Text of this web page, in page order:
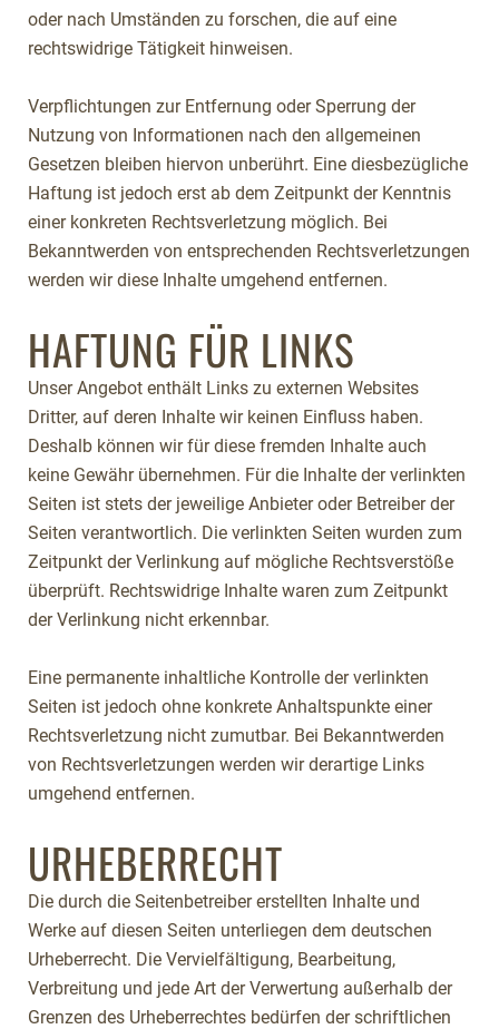
oder nach Umständen zu forschen, die auf eine
rechtswidrige Tätigkeit hinweisen.
Verpflichtungen zur Entfernung oder Sperrung der
Nutzung von Informationen nach den allgemeinen
Gesetzen bleiben hiervon unberührt. Eine diesbezügliche
Haftung ist jedoch erst ab dem Zeitpunkt der Kenntnis
einer konkreten Rechtsverletzung möglich. Bei
Bekanntwerden von entsprechenden Rechtsverletzungen
werden wir diese Inhalte umgehend entfernen.
HAFTUNG FÜR LINKS
Unser Angebot enthält Links zu externen Websites
Dritter, auf deren Inhalte wir keinen Einfluss haben.
Deshalb können wir für diese fremden Inhalte auch
keine Gewähr übernehmen. Für die Inhalte der verlinkten
Seiten ist stets der jeweilige Anbieter oder Betreiber der
Seiten verantwortlich. Die verlinkten Seiten wurden zum
Zeitpunkt der Verlinkung auf mögliche Rechtsverstöße
überprüft. Rechtswidrige Inhalte waren zum Zeitpunkt
der Verlinkung nicht erkennbar.
Eine permanente inhaltliche Kontrolle der verlinkten
Seiten ist jedoch ohne konkrete Anhaltspunkte einer
Rechtsverletzung nicht zumutbar. Bei Bekanntwerden
von Rechtsverletzungen werden wir derartige Links
umgehend entfernen.
URHEBERRECHT
Die durch die Seitenbetreiber erstellten Inhalte und
Werke auf diesen Seiten unterliegen dem deutschen
Urheberrecht. Die Vervielfältigung, Bearbeitung,
Verbreitung und jede Art der Verwertung außerhalb der
Grenzen des Urheberrechtes bedürfen der schriftlichen